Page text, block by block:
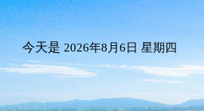
今天是 2026年8月6日 星期四